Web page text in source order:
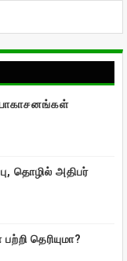
யோகாசனங்கள்
தொழில் அதிபர்
தெரியுமா?